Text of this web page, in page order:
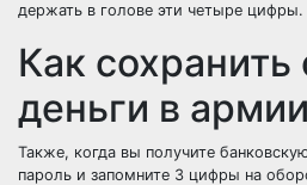
держать в голове эти четыре цифры.
Как сохранить
деньги в
Также, когда вы получите
пароль и запомните 3 цифры на